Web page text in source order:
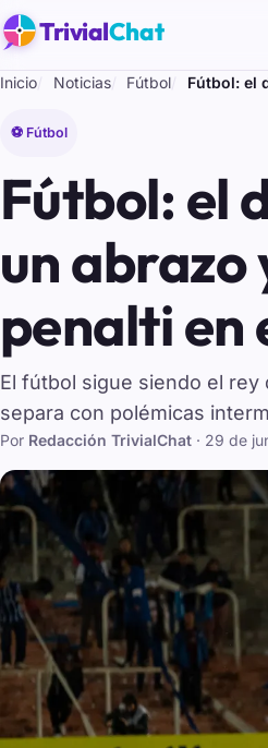
TrivialChat
Inicio Noticias Fútbol Fútbol: el
⚽ Fútbol
Fútbol: el
un abrazo
penalti en
El fútbol sigue siendo el
separa con polémicas
Por Redacción TrivialChat · 29 de